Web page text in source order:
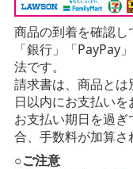
商品の到着を確認し
「銀行」「PayPay
法です。
請求書は、商品と
日以内にお支払いを
お支払い期日を過
合、手数料が加算さ
○ご注意